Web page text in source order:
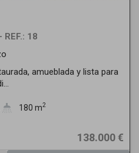
18
amueblada y lista para
180 m2
138.000 €